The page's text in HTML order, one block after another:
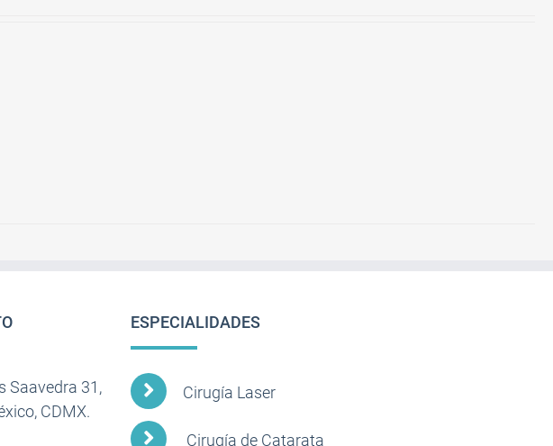
Saavedra 31,
CDMX.
ESPECIALIDADES
Cirugía Laser
Cirugía de Catarata